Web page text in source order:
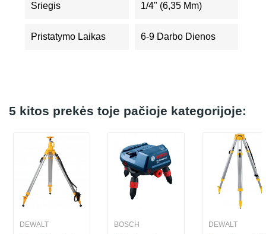
Sriegis 1/4" (6,35 Mm)
Pristatymo Laikas 6-9 Darbo Dienos
5 kitos prekės toje pačioje kategorijoje:
DEWALT BOSCH DEWALT